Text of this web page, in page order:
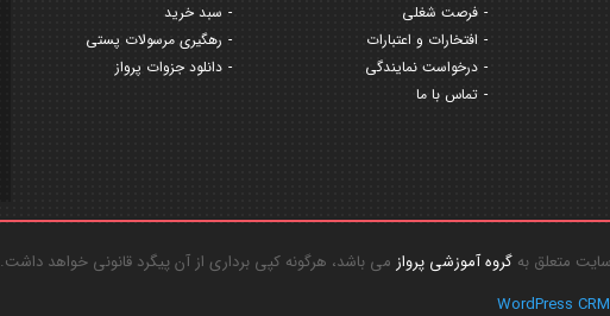
سبد خرید
رهگیری مرسولات پستی
دانلود جزوات پرواز
فرصت شغلی
افتخارات و اعتبارات
درخواست نمایندگی
تماس با ما
گروه آموزشی پروازمی باشد، هرگونه کپی برداری از آن پیگرد قانونی خواهد داشت.
WordPress CRM